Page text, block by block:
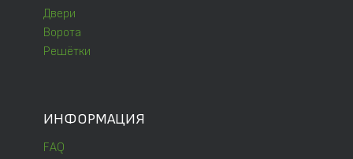
Двери
Ворота
Решётки
ИНФОРМАЦИЯ
FAQ